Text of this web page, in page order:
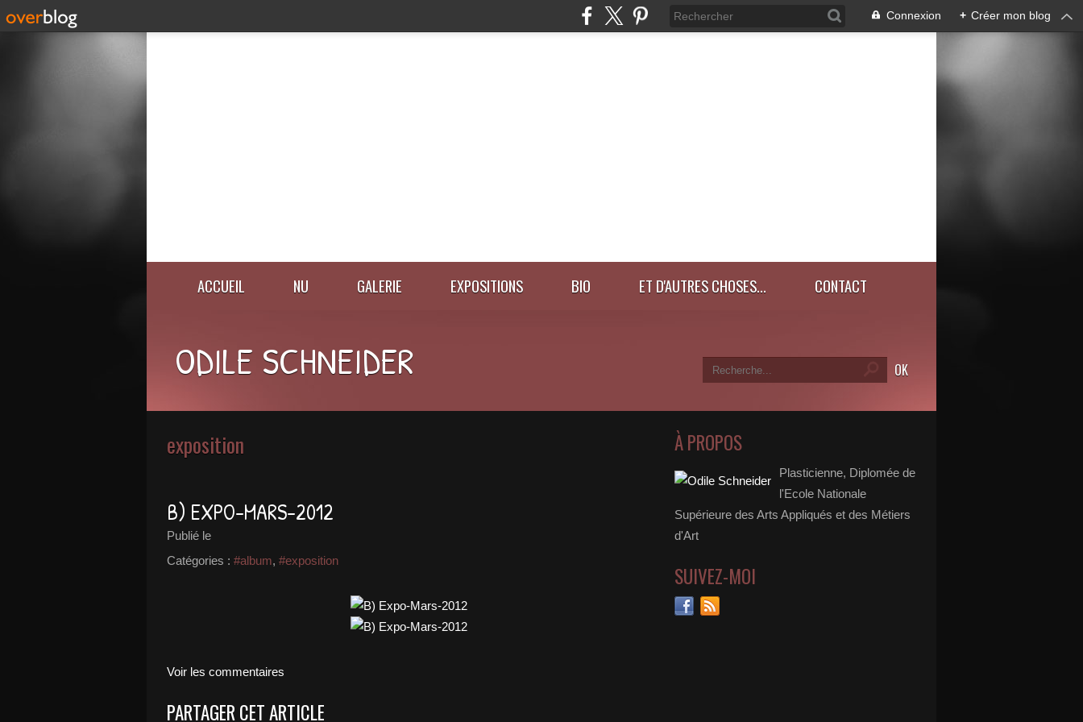
Connexion + Créer mon blog
ACCUEIL NU GALERIE EXPOSITIONS BIO ET D'AUTRES CHOSES... CONTACT
ODILE SCHNEIDER
exposition
B) EXPO-MARS-2012
Publié le
Catégories : #album, #exposition
Voir les commentaires
PARTAGER CET ARTICLE
À PROPOS
Plasticienne, Diplomée de
l'Ecole Nationale
Supérieure des Arts Appliqués et des Métiers
d'Art
SUIVEZ-MOI